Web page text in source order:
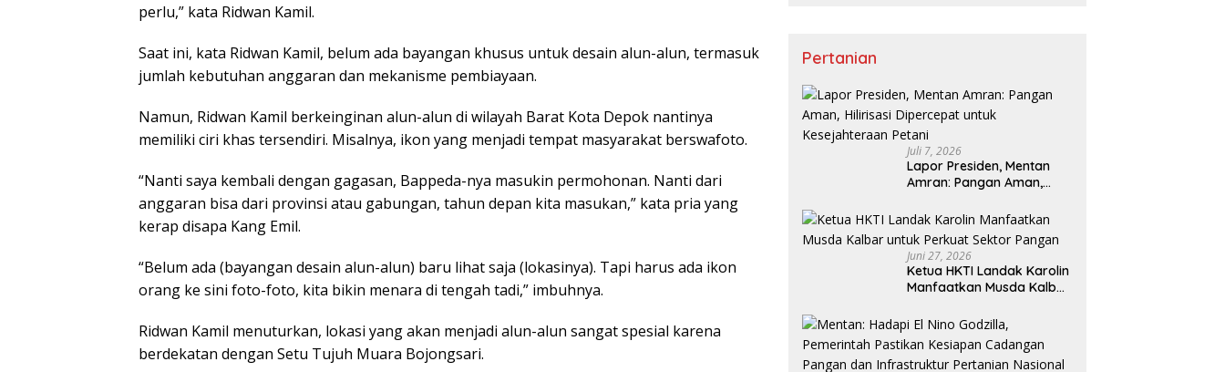
perlu,” kata Ridwan Kamil.
Saat ini, kata Ridwan Kamil, belum ada bayangan khusus untuk desain alun-alun, termasuk
jumlah kebutuhan anggaran dan mekanisme pembiayaan.
Namun, Ridwan Kamil berkeinginan alun-alun di wilayah Barat Kota Depok nantinya
memiliki ciri khas tersendiri. Misalnya, ikon yang menjadi tempat masyarakat berswafoto.
“Nanti saya kembali dengan gagasan, Bappeda-nya masukin permohonan. Nanti dari
anggaran bisa dari provinsi atau gabungan, tahun depan kita masukan,” kata pria yang
kerap disapa Kang Emil.
“Belum ada (bayangan desain alun-alun) baru lihat saja (lokasinya). Tapi harus ada ikon
orang ke sini foto-foto, kita bikin menara di tengah tadi,” imbuhnya.
Ridwan Kamil menuturkan, lokasi yang akan menjadi alun-alun sangat spesial karena
berdekatan dengan Setu Tujuh Muara Bojongsari.
Pertanian
Juli 7, 2026
Lapor Presiden, Mentan
Amran: Pangan Aman,
Kesejahteraan Petani
Juni 27, 2026
Ketua HKTI Landak Karolin
Manfaatkan Musda Kalbar
Pangan